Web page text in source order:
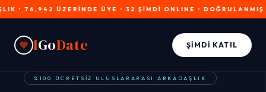
ÜZERİNDE ÜYE • 32 ŞİMDİ ONLINE • DOĞRULANMIŞ
IGoDate ŞIMDI KATIL
%100 ÜCRETSIZ ULUSLARARASI ARKADAŞLIK